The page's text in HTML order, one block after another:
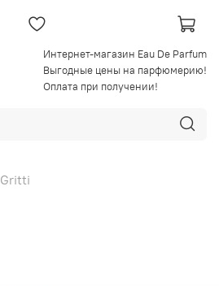
Интернет-магазин Eau De Parfum
Выгодные цены на парфюмерию!
Оплата при получении!
Gritti